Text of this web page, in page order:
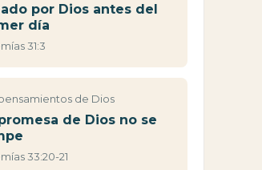
por Dios antes del
día
31:3
de Dios
de Dios no se
33:20-21